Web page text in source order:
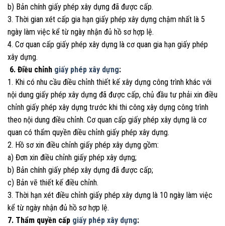
b) Bản chính giấy phép xây dựng đã được cấp.
3. Thời gian xét cấp gia hạn giấy phép xây dựng chậm nhất là 5
ngày làm việc kể từ ngày nhận đủ hồ sơ hợp lệ.
4. Cơ quan cấp giấy phép xây dựng là cơ quan gia hạn giấy phép
xây dựng.
6. Điều chỉnh giấy phép xây dựng:
1. Khi có nhu cầu điều chỉnh thiết kế xây dựng công trình khác với
nội dung giấy phép xây dựng đã được cấp, chủ đầu tư phải xin điều
chỉnh giấy phép xây dựng trước khi thi công xây dựng công trình
theo nội dung điều chỉnh. Cơ quan cấp giấy phép xây dựng là cơ
quan có thẩm quyền điều chỉnh giấy phép xây dựng.
2. Hồ sơ xin điều chỉnh giấy phép xây dựng gồm:
a) Đơn xin điều chỉnh giấy phép xây dựng;
b) Bản chính giấy phép xây dựng đã được cấp;
c) Bản vẽ thiết kế điều chỉnh.
3. Thời hạn xét điều chỉnh giấy phép xây dựng là 10 ngày làm việc
kể từ ngày nhận đủ hồ sơ hợp lệ.
7. Thẩm quyền cấp giấy phép xây dựng: